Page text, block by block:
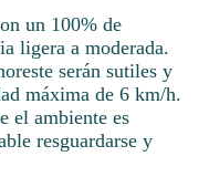
un 100% de
ligera a moderada.
serán sutiles y
máxima de 6 km/h.
el ambiente es
resguardarse y